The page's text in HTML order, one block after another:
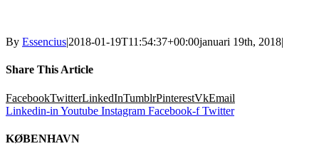
By Essencius|2018-01-19T11:54:37+00:00januari 19th, 2018|
Share This Article
FacebookTwitterLinkedInTumblrPinterestVkEmail
Linkedin-in Youtube Instagram Facebook-f Twitter
KØBENHAVN